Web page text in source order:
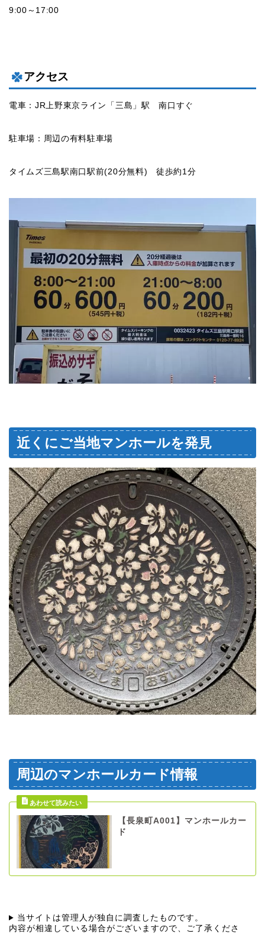
9:00～17:00
アクセス
電車：JR上野東京ライン「三島」駅 南口すぐ
駐車場：周辺の有料駐車場
タイムズ三島駅南口駅前(20分無料) 徒歩約1分
近くにご当地マンホールを発見
周辺のマンホールカード情報
【長泉町A001】マンホールカー
ド
当サイトは管理人が独自に調査したものです。
内容が相違している場合がございますので、ご了承くださ